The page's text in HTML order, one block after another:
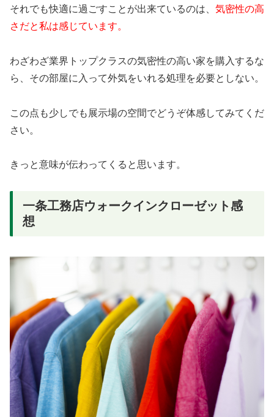
それでも快適に過ごすことが出来ているのは、 気密性の高
さだと私は感じています。
わざわざ業界トップクラスの気密性の高い家を購入するな
ら、その部屋に入って外気をいれる処理を必要としない。
この点も少しでも展示場の空間でどうぞ体感してみてくだ
さい。
きっと意味が伝わってくると思います。
一条工務店ウォークインクローゼット感
想